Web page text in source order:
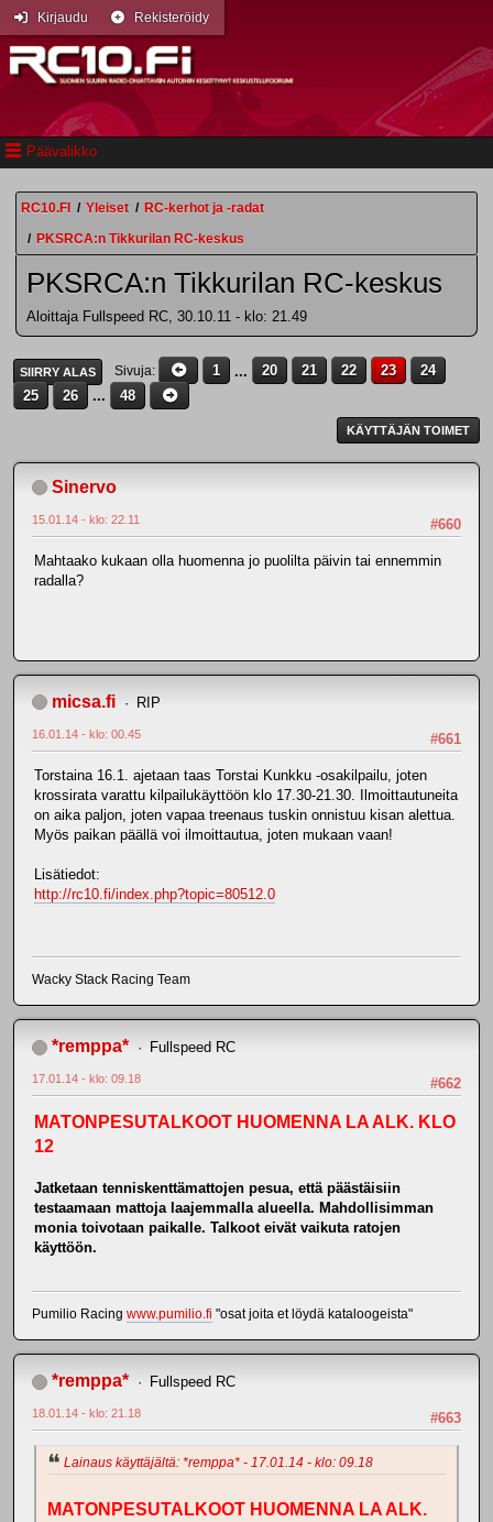
Päävalikko
Kirjaudu Rekisteröidy
RC10.FI / Yleiset / RC-kerhot ja -radat
/ PKSRCA:n Tikkurilan RC-keskus
PKSRCA:n Tikkurilan RC-keskus
Aloittaja Fullspeed RC, 30.10.11 - klo: 21.49
SIIRRY ALAS Sivuja 1 ... 20 21 22 23
24
25
26 ... 48
KÄYTTÄJÄN TOIMET
Sinervo
#660
15.01.14 - klo: 22.11
Mahtaako kukaan olla huomenna jo puolilta päivin tai ennemmin
radalla?
micsa.fi RIP
#661
16.01.14 - klo: 00.45
Torstaina 16.1. ajetaan taas Torstai Kunkku -osakilpailu, joten
krossirata varattu kilpailukäyttöön klo 17.30-21.30. Ilmoittautuneita
on aika paljon, joten vapaa treenaus tuskin onnistuu kisan alettua.
Myös paikan päällä voi ilmoittautua, joten mukaan vaan!
Lisätiedot:
http://rc10.fi/index.php?topic=80512.0
Wacky Stack Racing Team
*remppa* Fullspeed RC
#662
17.01.14 - klo: 09.18
MATONPESUTALKOOT HUOMENNA LA ALK. KLO
12
Jatketaan tenniskenttämattojen pesua, että päästäisiin
testaamaan mattoja laajemmalla alueella. Mahdollisimman
monia toivotaan paikalle. Talkoot eivät vaikuta ratojen
käyttöön.
Pumilio Racing www.pumilio.fi "osat joita et löydä kataloogeista"
*remppa* Fullspeed RC
#663
18.01.14 - klo: 21.18
Lainaus käyttäjältä: *remppa* - 17.01.14 - klo: 09.18
MATONPESUTALKOOT HUOMENNA LA ALK.